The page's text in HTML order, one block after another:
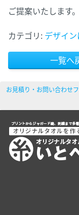
ご提案いたします。
カテゴリ: デザイ
一覧へ
お見積り・お問い合わせ